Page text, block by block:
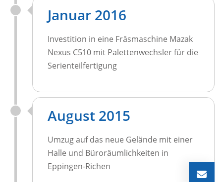
Januar 2016
Investition in eine Fräsmaschine Mazak
Nexus C510 mit Palettenwechsler für die
Serienteilfertigung
August 2015
Umzug auf das neue Gelände mit einer
Halle und Büroräumlichkeiten in
Eppingen-Richen